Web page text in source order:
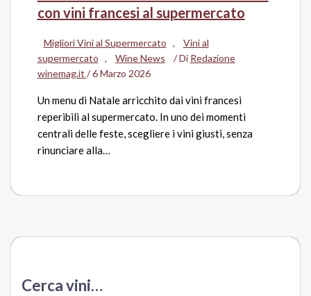
con vini francesi al supermercato
Migliori Vini al Supermercato ,
Vini al
supermercato , Wine News / Di Redazione
winemag.it /6 Marzo 2026
Un menu di Natale arricchito dai vini francesi
reperibili al supermercato. In uno dei momenti
centrali delle feste, scegliere i vini giusti, senza
rinunciare alla…
Cerca vini…